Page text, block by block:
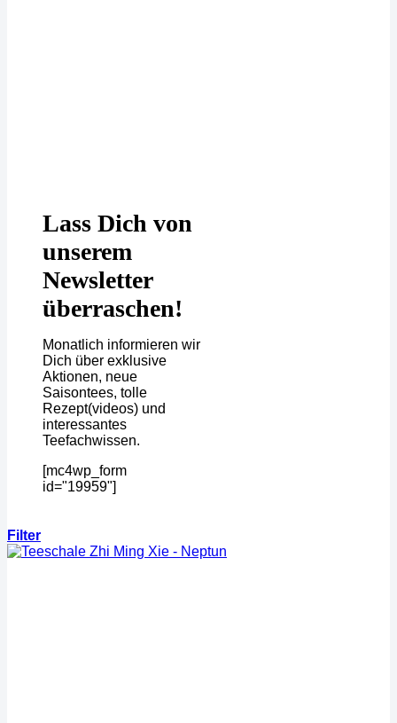
Lass Dich von
unserem
Newsletter
überraschen!
Monatlich informieren wir
Dich über exklusive
Aktionen, neue
Saisontees, tolle
Rezept(videos) und
interessantes
Teefachwissen.
[mc4wp_form
id="19959"]
Filter